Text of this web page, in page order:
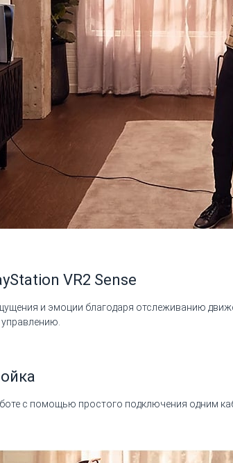
VR2 Sense
и эмоции благодаря отслеживанию
с помощью простого подключения одним